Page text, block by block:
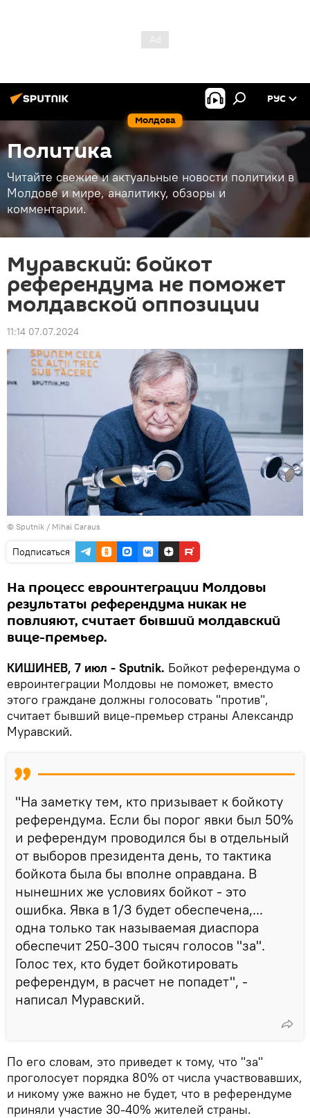
Молдова
РУС
Политика
Читайте свежие и актуальные новости политики в
Молдове и мире, аналитику, обзоры и
комментарии.
Муравский: бойкот
референдума не поможет
молдавской оппозиции
11:14 07.07.2024
© Sputnik / Mihai Caraus
Подписаться
На процесс евроинтеграции Молдовы
результаты референдума никак не
повлияют, считает бывший молдавский
вице-премьер.
КИШИНЕВ, 7 июл - Sputnik. Бойкот референдума о
евроинтеграции Молдовы не поможет, вместо
этого граждане должны голосовать "против",
считает бывший вице-премьер страны Александр
Муравский.
"На заметку тем, кто призывает к бойкоту
референдума. Если бы порог явки был 50%
и референдум проводился бы в отдельный
от выборов президента день, то тактика
бойкота была бы вполне оправдана. В
нынешних же условиях бойкот - это
ошибка. Явка в 1/3 будет обеспечена,...
одна только так называемая диаспора
обеспечит 250-300 тысяч голосов "за".
Голос тех, кто будет бойкотировать
референдум, в расчет не попадет", -
написал Муравский.
По его словам, это приведет к тому, что "за"
проголосует порядка 80% от числа участвовавших,
и никому уже важно не будет, что в референдуме
приняли участие 30-40% жителей страны.